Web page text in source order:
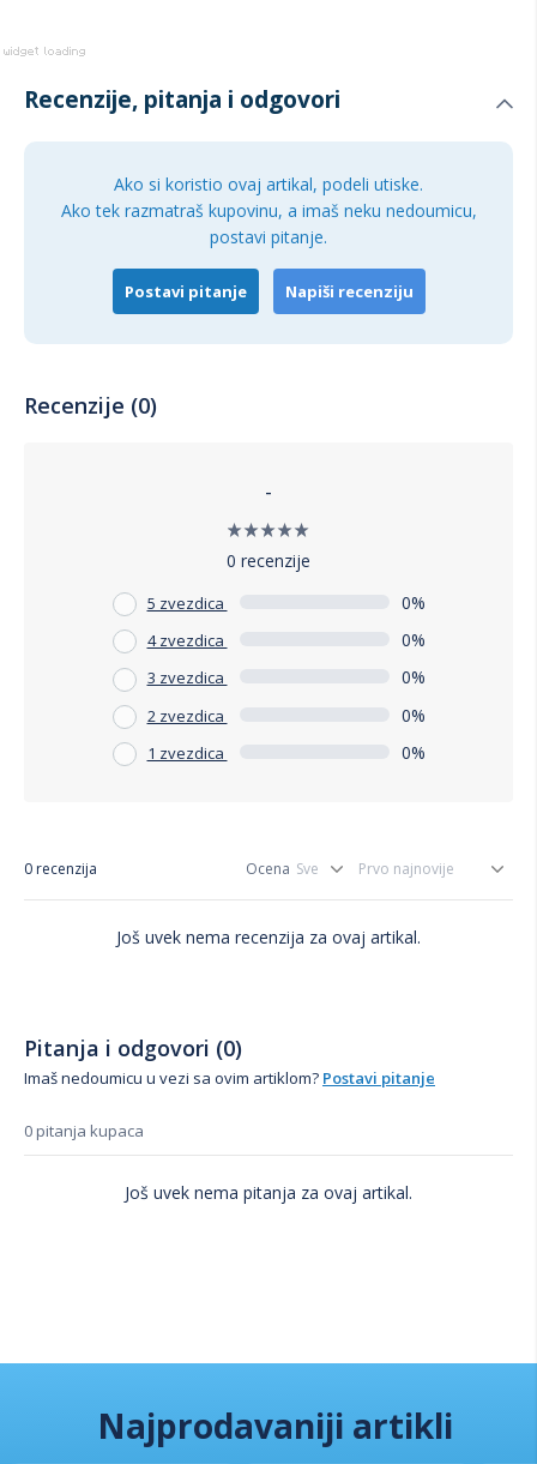
Recenzije, pitanja i odgovori
Ako si koristio ovaj artikal, podeli utiske.
Ako tek razmatraš kupovinu, a imaš neku nedoumicu,
postavi pitanje.
Postavi pitanje Napiši recenziju
Recenzije (0)
-
0 recenzije
5 zvezdica 0%
4 zvezdica 0%
3 zvezdica 0%
2 zvezdica 0%
1 zvezdica 0%
0 recenzija Ocena
Još uvek nema recenzija za ovaj artikal.
Pitanja i odgovori (0)
Imaš nedoumicu u vezi sa ovim artiklom? Postavi pitanje
0 pitanja kupaca
Još uvek nema pitanja za ovaj artikal.
Najprodavaniji artikli